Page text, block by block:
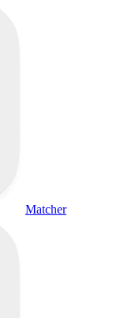
Matcher